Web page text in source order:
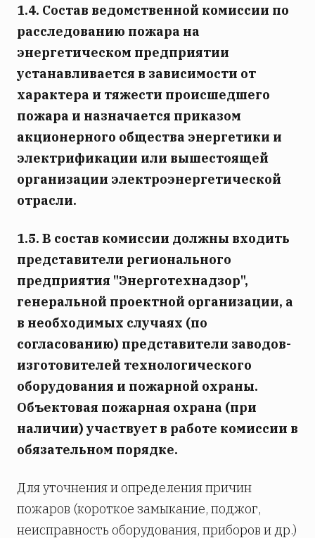
1.4. Состав ведомственной комиссии по
расследованию пожара на
энергетическом предприятии
устанавливается в зависимости от
характера и тяжести происшедшего
пожара и назначается приказом
акционерного общества энергетики и
электрификации или вышестоящей
организации электроэнергетической
отрасли.
1.5. В состав комиссии должны входить
представители регионального
предприятия "Энерготехнадзор",
генеральной проектной организации, а
в необходимых случаях (по
согласованию) представители заводов-
изготовителей технологического
оборудования и пожарной охраны.
Объектовая пожарная охрана (при
наличии) участвует в работе комиссии в
обязательном порядке.
Для уточнения и определения причин
пожаров (короткое замыкание, поджог,
неисправность оборудования, приборов и др.)